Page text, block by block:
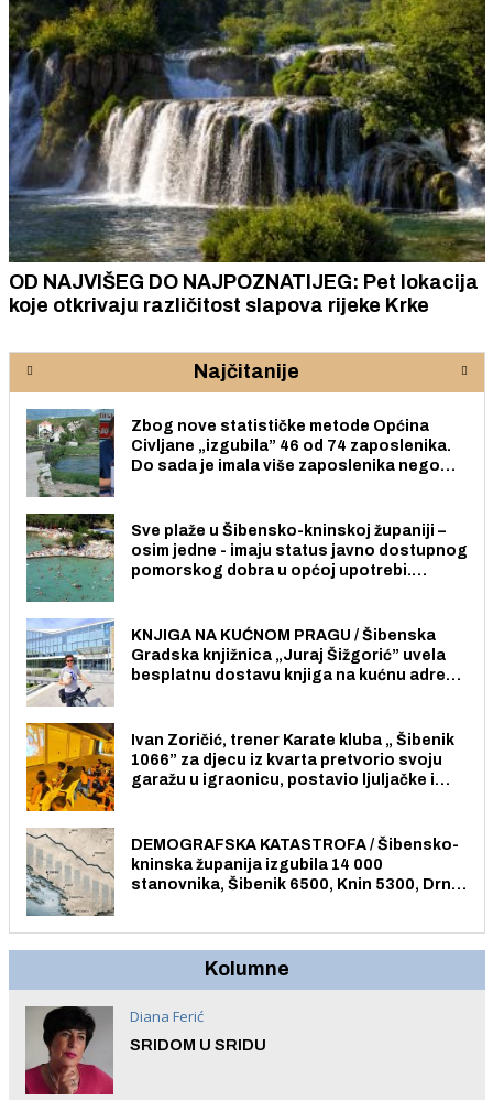
OD NAJVIŠEG DO NAJPOZNATIJEG: Pet lokacija
koje otkrivaju različitost slapova rijeke Krke
Najčitanije
Zbog nove statističke metode Općina
Civljane „izgubila” 46 od 74 zaposlenika.
Do sada je imala više zaposlenika nego
Sve plaže u Šibensko-kninskoj županiji –
osim jedne - imaju status javno dostupnog
pomorskog dobra u općoj upotrebi.
KNJIGA NA KUĆNOM PRAGU / Šibenska
Gradska knjižnica „Juraj Šižgorić” uvela
besplatnu dostavu knjiga na kućnu adresu
Ivan Zoričić, trener Karate kluba „ Šibenik
1066” za djecu iz kvarta pretvorio svoju
garažu u igraonicu, postavio ljuljačke i
DEMOGRAFSKA KATASTROFA / Šibensko-
kninska županija izgubila 14 000
stanovnika, Šibenik 6500, Knin 5300, Drniš
Kolumne
Diana Ferić
SRIDOM U SRIDU